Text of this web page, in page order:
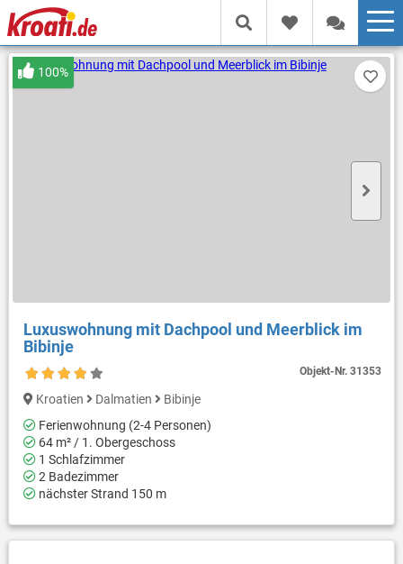
Luxuswohnung mit Dachpool und Meerblick im
Bibinje
Objekt-Nr.31353
100%
Kroatien Dalmatien
Bibinje
Ferienwohnung (2-4 Personen)
64 m² / 1. Obergeschoss
1 Schlafzimmer
2 Badezimmer
nächster Strand 150 m